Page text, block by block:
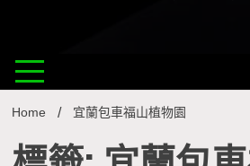
Home 宜蘭包車福山植物園